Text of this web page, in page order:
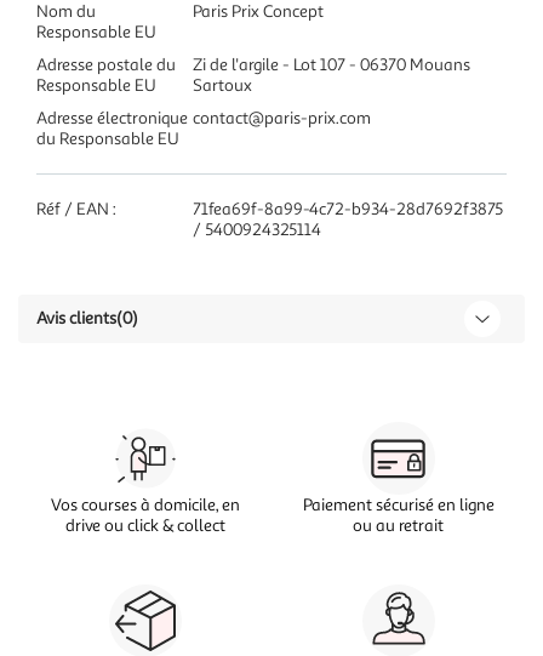
Nom du
Responsable EU
Paris Prix Concept
Adresse postale du
Responsable EU
Zi de l'argile - Lot 107 - 06370 Mouans
Sartoux
Adresse électronique
du Responsable EU
contact@paris-prix.com
Réf / EAN :
71fea69f-8a99-4c72-b934-28d7692f3875
/ 5400924325114
Avis clients(0)
Vos courses à domicile, en
drive ou click & collect
Paiement sécurisé en ligne
ou au retrait